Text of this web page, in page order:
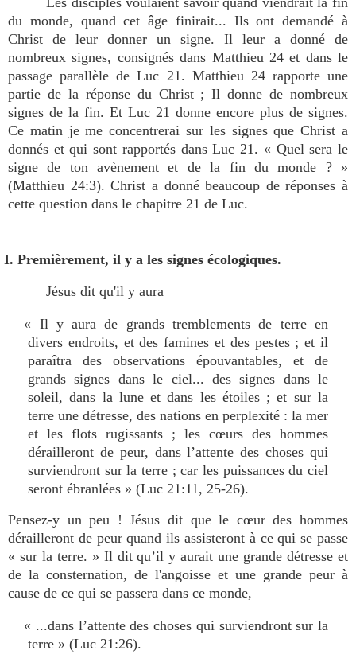
du monde, quand cet âge finirait... Ils ont demandé à
Christ de leur donner un signe. Il leur a donné de
nombreux signes, consignés dans Matthieu 24 et dans le
passage parallèle de Luc 21. Matthieu 24 rapporte une
partie de la réponse du Christ ; Il donne de nombreux
signes de la fin. Et Luc 21 donne encore plus de signes.
Ce matin je me concentrerai sur les signes que Christ a
donnés et qui sont rapportés dans Luc 21. « Quel sera le
signe de ton avènement et de la fin du monde ? »
(Matthieu 24:3). Christ a donné beaucoup de réponses à
cette question dans le chapitre 21 de Luc.
I. Premièrement, il y a les signes écologiques.
Jésus dit qu'il y aura
« Il y aura de grands tremblements de terre en
divers endroits, et des famines et des pestes ; et il
paraîtra des observations épouvantables, et de
grands signes dans le ciel... des signes dans le
soleil, dans la lune et dans les étoiles ; et sur la
terre une détresse, des nations en perplexité : la mer
et les flots rugissants ; les cœurs des hommes
dérailleront de peur, dans l’attente des choses qui
surviendront sur la terre ; car les puissances du ciel
seront ébranlées » (Luc 21:11, 25-26).
Pensez-y un peu ! Jésus dit que le cœur des hommes
dérailleront de peur quand ils assisteront à ce qui se passe
« sur la terre. » Il dit qu’il y aurait une grande détresse et
de la consternation, de l'angoisse et une grande peur à
cause de ce qui se passera dans ce monde,
« ...dans l’attente des choses qui surviendront sur la
terre » (Luc 21:26).